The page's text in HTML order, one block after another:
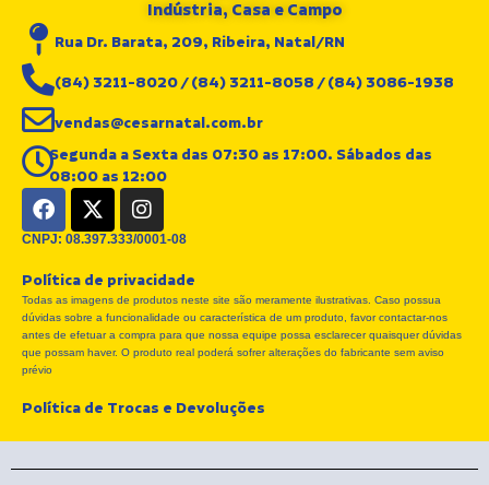
Indústria, Casa e Campo
Rua Dr. Barata, 209, Ribeira, Natal/RN
(84) 3211-8020 / (84) 3211-8058 / (84) 3086-1938
vendas@cesarnatal.com.br
Segunda a Sexta das 07:30 as 17:00. Sábados das
08:00 as 12:00
F
a
c
b
o
o
k
X
-
t
i
t
t
e
I
n
s
a
g
r
a
CNPJ: 08.397.333/0001-08
Política de privacidade
Todas as imagens de produtos neste site são meramente ilustrativas. Caso possua
dúvidas sobre a funcionalidade ou característica de um produto, favor contactar-nos
antes de efetuar a compra para que nossa equipe possa esclarecer quaisquer dúvidas
que possam haver. O produto real poderá sofrer alterações do fabricante sem aviso
prévio
Política de Trocas e Devoluções